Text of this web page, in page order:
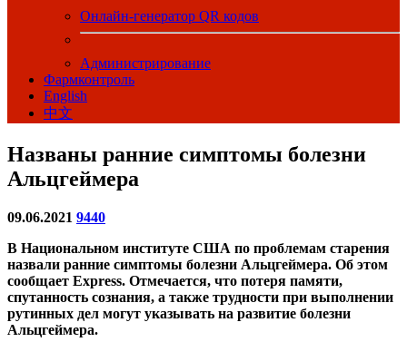
Онлайн-генератор QR кодов
Администрирование
Фармконтроль
English
中文
Названы ранние симптомы болезни
Альцгеймера
09.06.2021 9440
В Национальном институте США по проблемам старения
назвали ранние симптомы болезни Альцгеймера. Об этом
сообщает Express. Отмечается, что потеря памяти,
спутанность сознания, а также трудности при выполнении
рутинных дел могут указывать на развитие болезни
Альцгеймера.